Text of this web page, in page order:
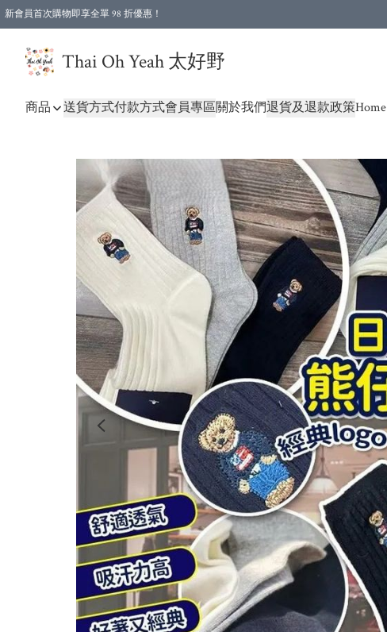
新會員首次購物即享全單 98 折優惠！
Thai Oh Yeah 太好野
商品 送貨方式付款方式會員專區關於我們退貨及退款政策Home